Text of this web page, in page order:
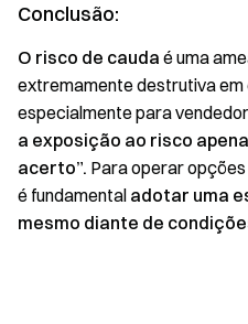
Conclusão:
O risco de cauda é uma
extremamente destrutiva
especialmente para
a exposição ao risco
acerto”. Para operar
é fundamental adotar uma
mesmo diante de